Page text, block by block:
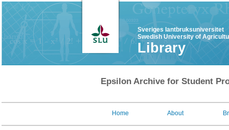
Sveriges lantbruksuniversitet
Swedish University of
Library
Epsilon Archive for Student
Home About